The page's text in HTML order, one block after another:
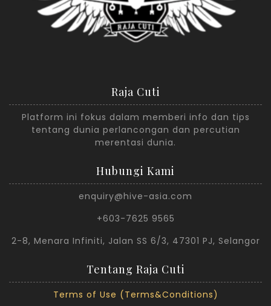
Raja Cuti
Platform ini fokus dalam memberi info dan tips
tentang dunia perlancongan dan percutian
merentasi dunia.
Hubungi Kami
enquiry@hive-asia.com
+603-7625 9565
2-8, Menara Infiniti, Jalan SS 6/3, 47301 PJ, Selangor
Tentang Raja Cuti
Terms of Use (Terms&Conditions)